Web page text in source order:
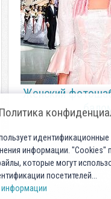
Женский
Политика
информации. "Cookies"
которые могут
посетителей...